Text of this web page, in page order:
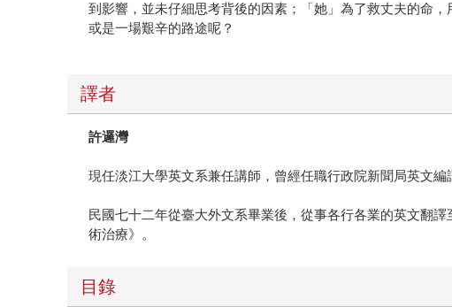
到影響，並未仔細思考背後的因素；「她」為了救丈夫的命
或是一場艱辛的路途呢？
譯者
許邏灣
現任淡江大學英文系兼任講師，曾經任職行政院新聞局英文編
民國七十二年從臺大外文系畢業後，從事各行各業的英文翻
術治療》。
目錄